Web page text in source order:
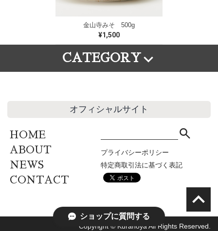
金山寺みそ 500g
¥1,500
CATEGORY
地域別
九州地方
種類別
麦みそ
重量別
セット商品
オフィシャルサイト
HOME
ABOUT
NEWS
CONTACT
プライバシーポリシー
特定商取引法に基づく表記
Copyright © Kuranoya All Rights Reserved.
ショップに質問する